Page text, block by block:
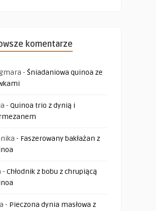
komentarze
- Śniadaniowa quinoa ze
- Quinoa trio z dynią i
- Faszerowany bakłażan z
- Chłodnik z bobu z chrupiącą
- Pieczona dynia masłowa z